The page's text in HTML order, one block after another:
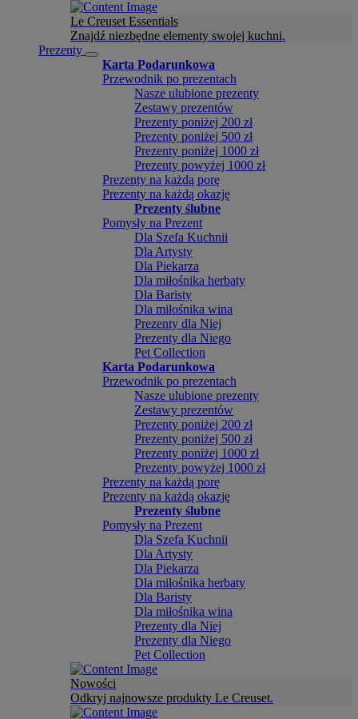
Le Creuset Essentials
Znajdź niezbędne elementy swojej kuchni.
Prezenty
Karta Podarunkowa
Przewodnik po prezentach
Nasze ulubione prezenty
Zestawy prezentów
Prezenty poniżej 200 zł
Prezenty poniżej 500 zł
Prezenty poniżej 1000 zł
Prezenty powyżej 1000 zł
Prezenty na każdą porę
Prezenty na każdą okazję
Prezenty ślubne
Pomysły na Prezent
Dla Szefa Kuchnii
Dla Artysty
Dla Piekarza
Dla miłośnika herbaty
Dla Baristy
Dla miłośnika wina
Prezenty dla Niej
Prezenty dla Niego
Pet Collection
Karta Podarunkowa
Przewodnik po prezentach
Nasze ulubione prezenty
Zestawy prezentów
Prezenty poniżej 200 zł
Prezenty poniżej 500 zł
Prezenty poniżej 1000 zł
Prezenty powyżej 1000 zł
Prezenty na każdą porę
Prezenty na każdą okazję
Prezenty ślubne
Pomysły na Prezent
Dla Szefa Kuchnii
Dla Artysty
Dla Piekarza
Dla miłośnika herbaty
Dla Baristy
Dla miłośnika wina
Prezenty dla Niej
Prezenty dla Niego
Pet Collection
Nowości
Odkryj najnowsze produkty Le Creuset.